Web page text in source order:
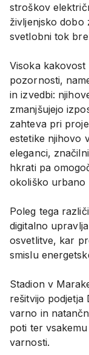
stroškov
življenjsko dobo
svetlobni tok
Visoka
pozornosti,
in izvedbi:
zmanjšujejo
zahteva pri
estetike njihovo
eleganci,
hkrati pa
okoliško urbano
Poleg tega
digitalno
osvetlitve, kar
smislu
Stadion v
rešitvijo podjetja
varno in
poti ter
varnosti.